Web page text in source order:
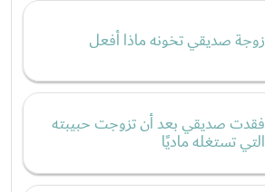
زوجة صديقي تخونه ماذا أفعل
فقدت صديقي بعد أن تزوجت حبيبته
التي تستغله ماديًا